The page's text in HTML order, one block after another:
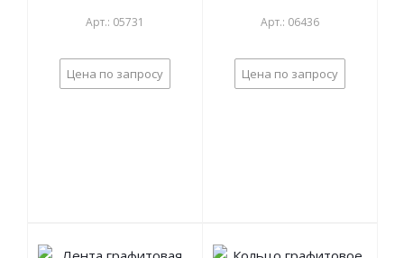
Арт.: 05731
Цена по запросу
Арт.: 06436
Цена по запросу